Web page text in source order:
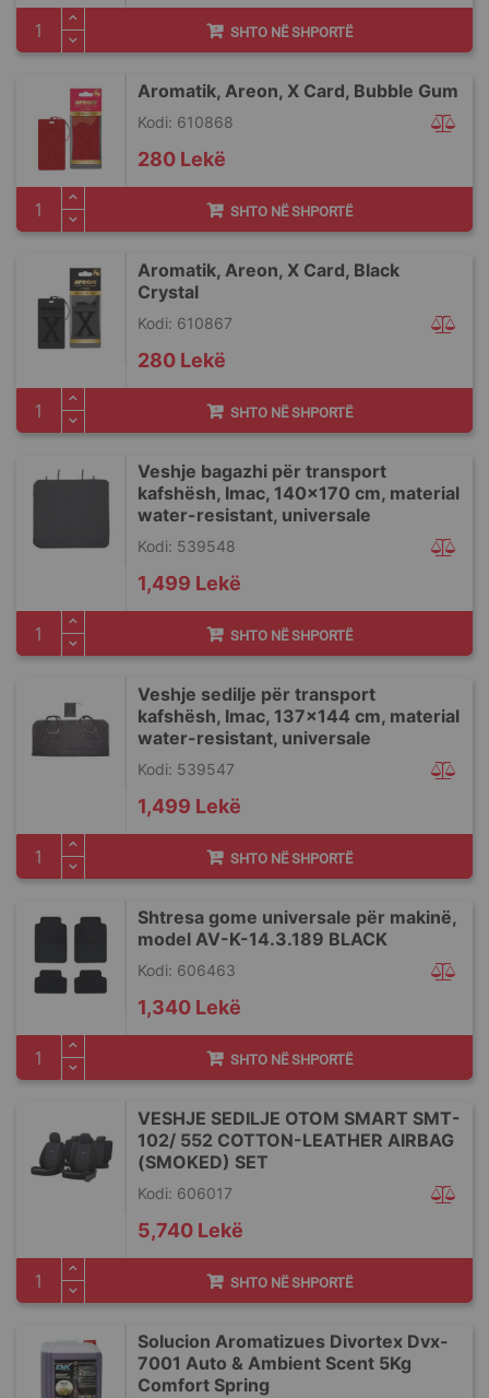
SHTO NË SHPORTË
Aromatik, Areon, X Card, Bubble Gum
280 Lekë
Kodi: 610868
SHTO NË SHPORTË
Aromatik, Areon, X Card, Black
Crystal
280 Lekë
Kodi: 610867
SHTO NË SHPORTË
Veshje bagazhi për transport
kafshësh, Imac, 140x170 cm, material
water-resistant, universale
1,499 Lekë
Kodi: 539548
SHTO NË SHPORTË
Veshje sedilje për transport
kafshësh, Imac, 137x144 cm, material
water-resistant, universale
1,499 Lekë
Kodi: 539547
SHTO NË SHPORTË
Shtresa gome universale për makinë,
model AV-K-14.3.189 BLACK
1,340 Lekë
Kodi: 606463
SHTO NË SHPORTË
VESHJE SEDILJE OTOM SMART SMT-
102/ 552 COTTON-LEATHER AIRBAG
(SMOKED) SET
5,740 Lekë
Kodi: 606017
SHTO NË SHPORTË
Solucion Aromatizues Divortex Dvx-
7001 Auto & Ambient Scent 5Kg
Comfort Spring